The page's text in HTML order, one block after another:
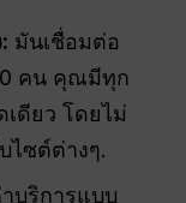
มันเชื่อมต่อ
คน คุณมีทุก
ดียว โดยไม่
ไซต์ต่างๆ.
บริการแบบ